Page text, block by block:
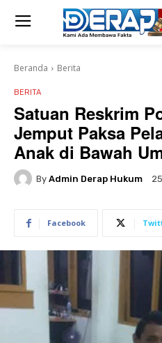
Beranda Berita
BERITA
Satuan Reskrim
Jemput Paksa
Anak di Bawah
By Admin Derap Hukum
Facebook